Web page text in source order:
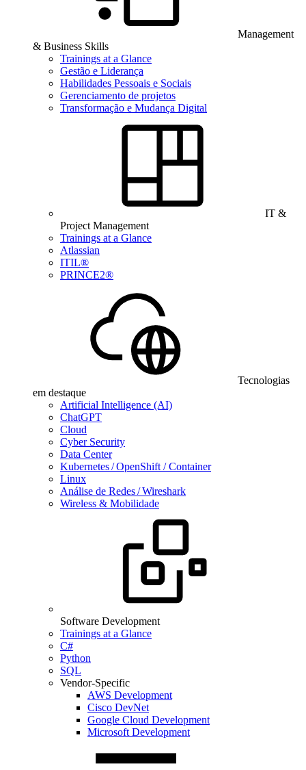
Management
& Business Skills
Trainings at a Glance
Gestão e Liderança
Habilidades Pessoais e Sociais
Gerenciamento de projetos
Transformação e Mudança Digital
IT &
Project Management
Trainings at a Glance
Atlassian
ITIL®
PRINCE2®
Tecnologias
em destaque
Artificial Intelligence (AI)
ChatGPT
Cloud
Cyber Security
Data Center
Kubernetes / OpenShift / Container
Linux
Análise de Redes / Wireshark
Wireless & Mobilidade
Software Development
Trainings at a Glance
C#
Python
SQL
Vendor-Specific
AWS Development
Cisco DevNet
Google Cloud Development
Microsoft Development